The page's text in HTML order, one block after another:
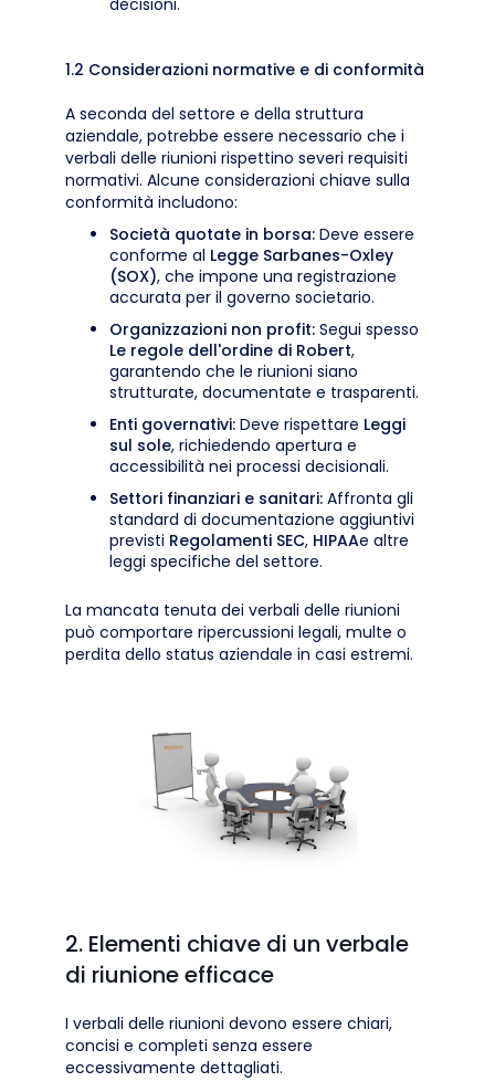
decisioni.
1.2 Considerazioni normative e di conformità
A seconda del settore e della struttura
aziendale, potrebbe essere necessario che i
verbali delle riunioni rispettino severi requisiti
normativi. Alcune considerazioni chiave sulla
conformità includono:
Società quotate in borsa: Deve essere
conforme al Legge Sarbanes-Oxley
(SOX), che impone una registrazione
accurata per il governo societario.
Organizzazioni non profit: Segui spesso
Le regole dell'ordine di Robert,
garantendo che le riunioni siano
strutturate, documentate e trasparenti.
Enti governativi: Deve rispettare Leggi
sul sole, richiedendo apertura e
accessibilità nei processi decisionali.
Settori finanziari e sanitari: Affronta gli
standard di documentazione aggiuntivi
previsti Regolamenti SEC, HIPAAe altre
leggi specifiche del settore.
La mancata tenuta dei verbali delle riunioni
può comportare ripercussioni legali, multe o
perdita dello status aziendale in casi estremi.
2. Elementi chiave di un verbale
di riunione efficace
I verbali delle riunioni devono essere chiari,
concisi e completi senza essere
eccessivamente dettagliati.